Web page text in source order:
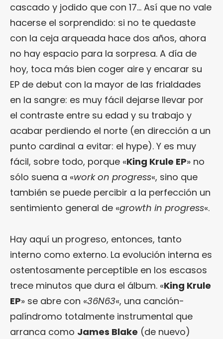
cascado y jodido que con 17… Así que no vale
hacerse el sorprendido: si no te quedaste
con la ceja arqueada hace dos años, ahora
no hay espacio para la sorpresa. A día de
hoy, toca más bien coger aire y encarar su
EP de debut con la mayor de las frialdades
en la sangre: es muy fácil dejarse llevar por
el contraste entre su edad y su trabajo y
acabar perdiendo el norte (en dirección a un
punto cardinal a evitar: el hype). Y es muy
fácil, sobre todo, porque «King Krule EP» no
sólo suena a «work on progress«, sino que
también se puede percibir a la perfección un
sentimiento general de «growth in progress«.
Hay aquí un progreso, entonces, tanto
interno como externo. La evolución interna es
ostentosamente perceptible en los escasos
trece minutos que dura el álbum. «King Krule
EP» se abre con «36N63«, una canción-
palíndromo totalmente instrumental que
arranca como James Blake (de nuevo)